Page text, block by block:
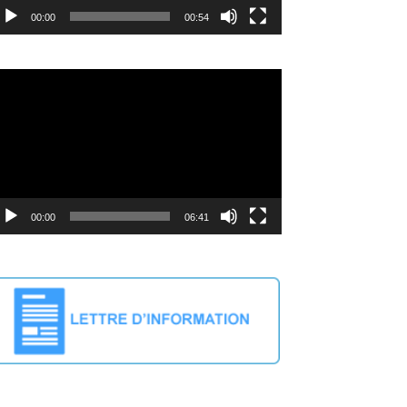
00:00 00:54
00:00 06:41